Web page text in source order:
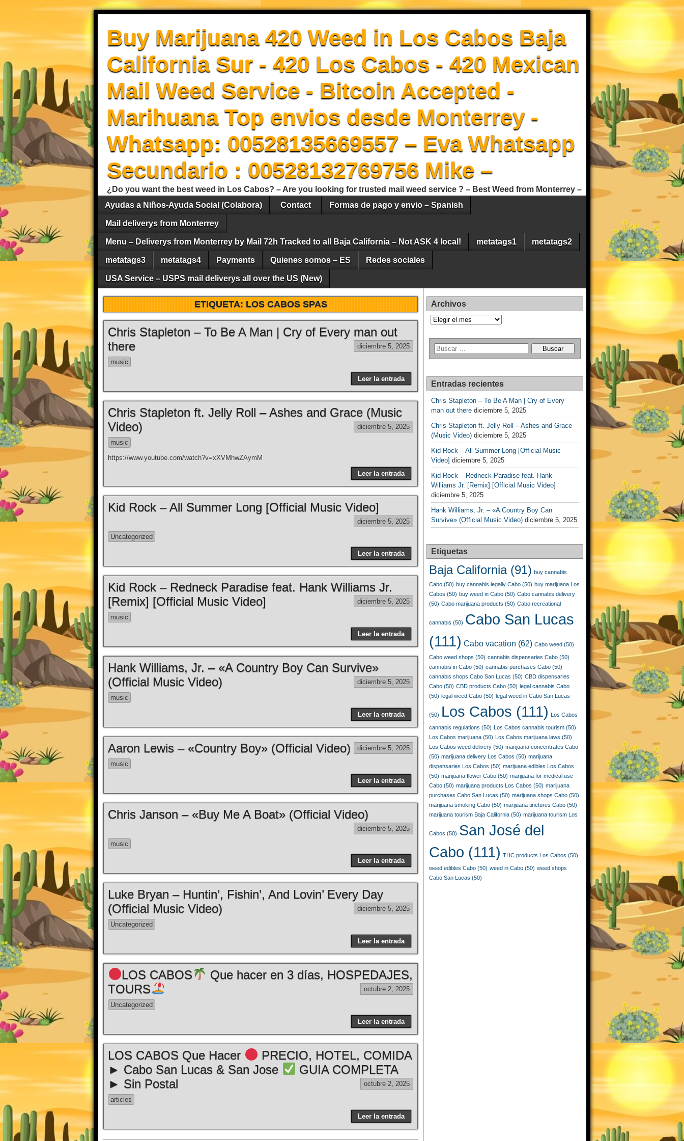
Buy Marijuana 420 Weed in Los Cabos Baja
California Sur - 420 Los Cabos - 420 Mexican
Mail Weed Service - Bitcoin Accepted -
Marihuana Top envios desde Monterrey -
Whatsapp: 00528135669557 – Eva Whatsapp
Secundario : 00528132769756 Mike –
¿Do you want the best weed in Los Cabos? – Are you looking for trusted mail weed service ? – Best Weed from Monterrey –
Ayudas a Niños-Ayuda Social (Colabora)
Contact Formas de pago y envio – Spanish
Mail deliverys from Monterrey
Menu – Deliverys from Monterrey by Mail 72h Tracked to all Baja California – Not ASK 4 local! metatags1 metatags2
metatags3 metatags4 Payments Quienes somos – ES Redes sociales
USA Service – USPS mail deliverys all over the US (New)
ETIQUETA:LOS CABOS SPAS
Chris Stapleton – To Be A Man | Cry of Every man out
there
diciembre 5, 2025
music
Leer la entrada
Chris Stapleton ft. Jelly Roll – Ashes and Grace (Music
Video)
diciembre 5, 2025
music
https://www.youtube.com/watch?v=xXVMhwZAymM
Leer la entrada
Kid Rock – All Summer Long [Official Music Video]
diciembre 5, 2025
Uncategorized
Leer la entrada
Kid Rock – Redneck Paradise feat. Hank Williams Jr.
[Remix] [Official Music Video]
diciembre 5, 2025
music
Leer la entrada
Hank Williams, Jr. – «A Country Boy Can Survive»
(Official Music Video)
diciembre 5, 2025
music
Leer la entrada
Aaron Lewis – «Country Boy» (Official Video) diciembre 5, 2025
music
Leer la entrada
Chris Janson – «Buy Me A Boat» (Official Video)
diciembre 5, 2025
music
Leer la entrada
Luke Bryan – Huntin’, Fishin’, And Lovin’ Every Day
(Official Music Video)
diciembre 5, 2025
Uncategorized
Leer la entrada
LOS CABOS
Que hacer en 3 días, HOSPEDAJES,
TOURS
octubre 2, 2025
Uncategorized
Leer la entrada
LOS CABOS Que Hacer
PRECIO, HOTEL, COMIDA
► Cabo San Lucas & San Jose
GUIA COMPLETA
► Sin Postal
octubre 2, 2025
articles
Leer la entrada
Archivos
Archivos
Entradas recientes
Chris Stapleton – To Be A Man | Cry of Every
man out there diciembre 5, 2025
Chris Stapleton ft. Jelly Roll – Ashes and Grace
(Music Video) diciembre 5, 2025
Kid Rock – All Summer Long [Official Music
Video] diciembre 5, 2025
Kid Rock – Redneck Paradise feat. Hank
Williams Jr. [Remix] [Official Music Video]
diciembre 5, 2025
Hank Williams, Jr. – «A Country Boy Can
Survive» (Official Music Video) diciembre 5, 2025
Etiquetas
Baja California(91) buy cannabis
Cabo (50) buy cannabis legally Cabo (50) buy marijuana Los
Cabos (50) buy weed in Cabo (50) Cabo cannabis delivery
(50) Cabo marijuana products (50) Cabo recreational
cannabis (50) Cabo San Lucas
(111) Cabo vacation (62) Cabo weed (50)
Cabo weed shops (50) cannabis dispensaries Cabo (50)
cannabis in Cabo (50) cannabis purchases Cabo (50)
cannabis shops Cabo San Lucas (50) CBD dispensaries
Cabo (50) CBD products Cabo (50) legal cannabis Cabo
(50) legal weed Cabo (50) legal weed in Cabo San Lucas
(50) Los Cabos (111) Los Cabos
cannabis regulations (50) Los Cabos cannabis tourism (50)
Los Cabos marijuana (50) Los Cabos marijuana laws (50)
Los Cabos weed delivery (50) marijuana concentrates Cabo
(50) marijuana delivery Los Cabos (50) marijuana
dispensaries Los Cabos (50) marijuana edibles Los Cabos
(50) marijuana flower Cabo (50) marijuana for medical use
Cabo (50) marijuana products Los Cabos (50) marijuana
purchases Cabo San Lucas (50) marijuana shops Cabo (50)
marijuana smoking Cabo (50) marijuana tinctures Cabo (50)
marijuana tourism Baja California (50) marijuana tourism Los
Cabos (50) San José del
Cabo (111) THC products Los Cabos (50)
weed edibles Cabo (50) weed in Cabo (50) weed shops
Cabo San Lucas (50)